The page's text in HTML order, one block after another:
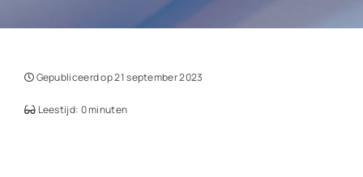
Gepubliceerd op 21 september 2023
Leestijd: 0 minuten